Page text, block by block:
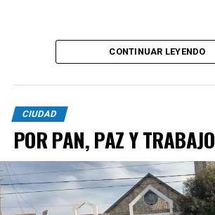
CONTINUAR LEYENDO
CIUDAD
POR PAN, PAZ Y TRABAJO